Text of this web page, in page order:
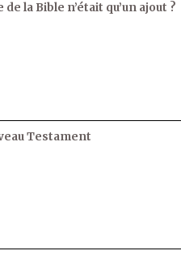
la Bible n’était qu’un ajout ?
Testament